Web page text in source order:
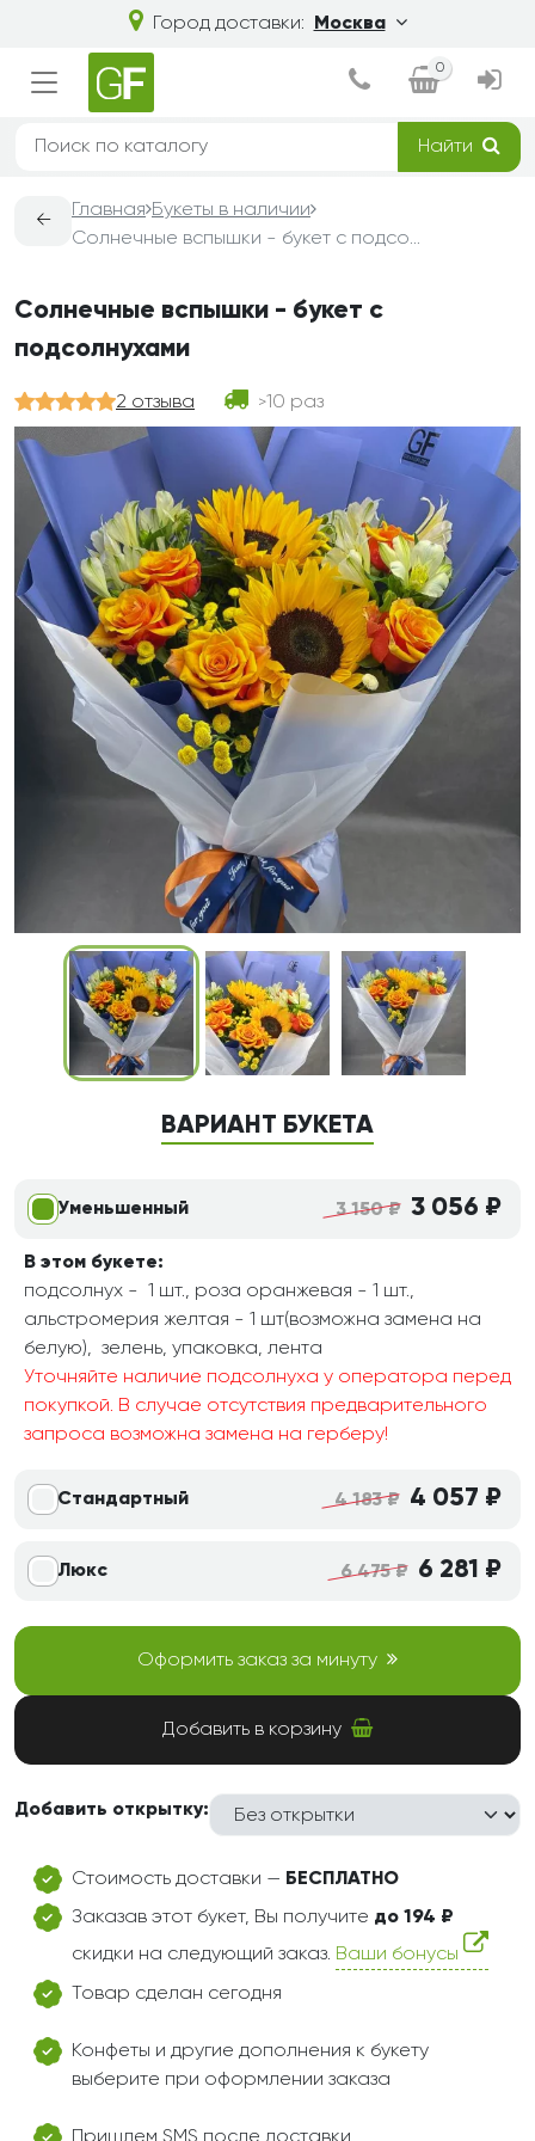
Город доставки: Москва
0
Найти
←
Главная Букеты в наличии
Солнечные вспышки - букет с подсолнухами
Солнечные вспышки - букет с
подсолнухами
2 отзыва >10 раз
ВАРИАНТ БУКЕТА
Уменьшенный 3 150 ₽ 3 056 ₽
В этом букете:
подсолнух - 1 шт., роза оранжевая - 1 шт.,
альстромерия желтая - 1 шт(возможна замена на
белую), зелень, упаковка, лента
Уточняйте наличие подсолнуха у оператора перед
покупкой. В случае отсутствия предварительного
запроса возможна замена на герберу!
Стандартный 4 183 ₽ 4 057 ₽
Люкс 6 475 ₽ 6 281 ₽
Оформить заказ за минуту
Добавить в корзину
Добавить открытку:
Стоимость доставки — БЕСПЛАТНО
Заказав этот букет, Вы получите до 194 ₽
скидки на следующий заказ. Ваши бонусы
Товар сделан сегодня
Конфеты и другие дополнения к букету
выберите при оформлении заказа